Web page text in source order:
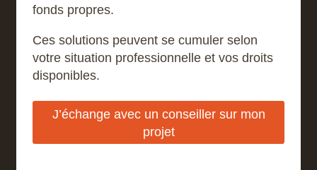
fonds propres.
Ces solutions peuvent se cumuler selon
votre situation professionnelle et vos droits
disponibles.
J’échange avec un conseiller sur mon
projet